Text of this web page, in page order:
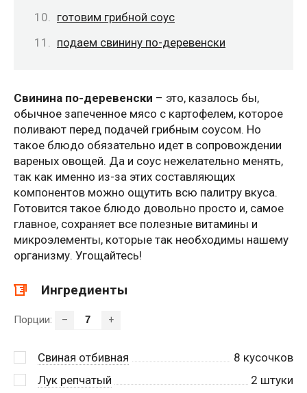
готовим грибной соус
подаем свинину по-деревенски
Свинина по-деревенски – это, казалось бы,
обычное запеченное мясо с картофелем, которое
поливают перед подачей грибным соусом. Но
такое блюдо обязательно идет в сопровождении
вареных овощей. Да и соус нежелательно менять,
так как именно из-за этих составляющих
компонентов можно ощутить всю палитру вкуса.
Готовится такое блюдо довольно просто и, самое
главное, сохраняет все полезные витамины и
микроэлементы, которые так необходимы нашему
организму. Угощайтесь!
Ингредиенты
Порции: – +
Свиная отбивная 8 кусочков
Лук репчатый
2 штуки